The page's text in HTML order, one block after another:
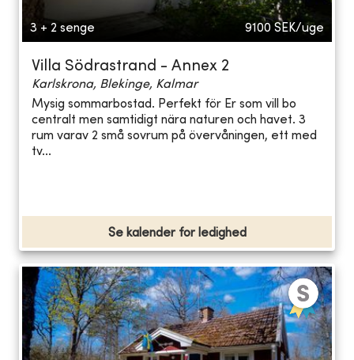
3 + 2 senge 9100 SEK/uge
Villa Södrastrand - Annex 2
Karlskrona, Blekinge, Kalmar
Mysig sommarbostad. Perfekt för Er som vill bo
centralt men samtidigt nära naturen och havet. 3
rum varav 2 små sovrum på övervåningen, ett med
tv...
Se kalender for ledighed